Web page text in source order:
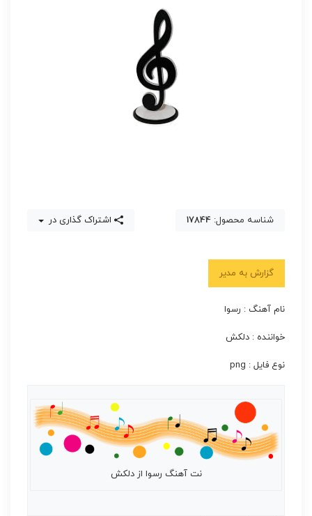
شناسه محصول: 17844 اشتراک گذاری در
گزارش به مدیر
نام آهنگ : رسوا
خواننده : دلکش
نوع فایل : png
نت آهنگ رسوا از دلکش